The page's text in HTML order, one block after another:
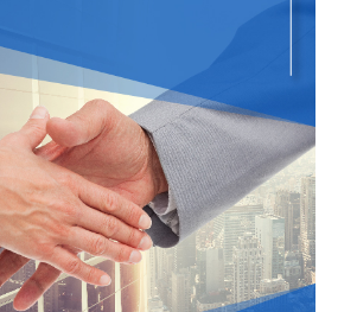
DE
serviços e tecnologia que
automatizar os processos de
riscos, criando uma base de dados
homologados e
comprometidos.
SAIBA MAIS